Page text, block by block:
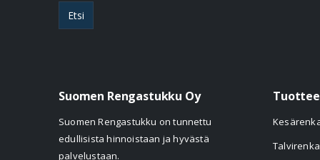
Etsi
Suomen Rengastukku Oy
Suomen Rengastukku on tunnettu
edullisista hinnoistaan ja hyvästä
palvelustaan.